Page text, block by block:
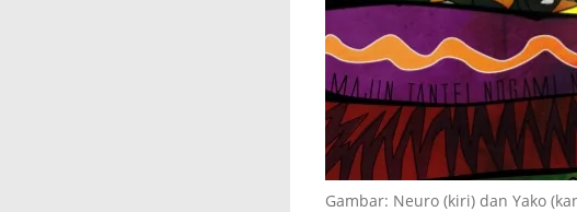
Gambar: Neuro (kiri) dan Yako